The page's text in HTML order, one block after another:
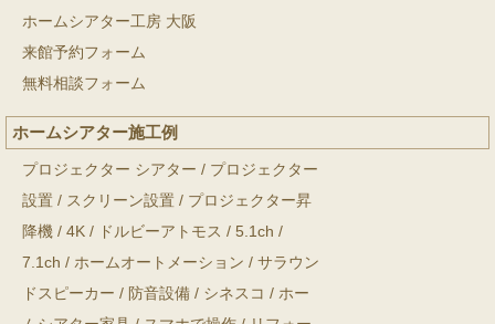
ホームシアター工房 大阪
来館予約フォーム
無料相談フォーム
ホームシアター施工例
プロジェクター シアター / プロジェクター
設置 / スクリーン設置 / プロジェクター昇
降機 / 4K / ドルビーアトモス / 5.1ch /
7.1ch / ホームオートメーション / サラウン
ドスピーカー / 防音設備 / シネスコ / ホー